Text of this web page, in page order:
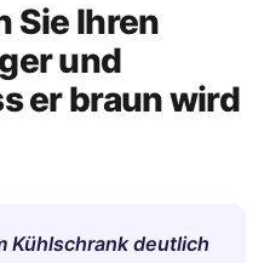
Sie Ihren
und
er braun wird
Kühlschrank deutlich